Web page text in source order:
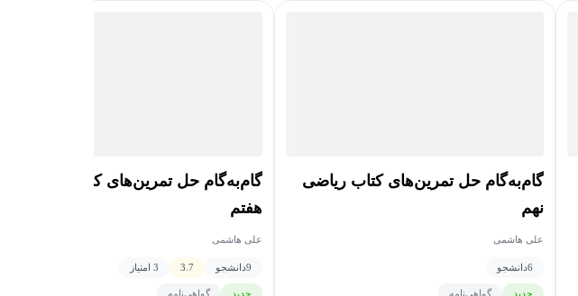
گام‌به‌گام حل تمرین‌های کتاب ریاضی
نهم
علی هاشمی
6دانشجو
جدید گواهی‌نامه
گام‌به‌گام حل تمرین‌های کتاب ریاضی
هفتم
علی هاشمی
9دانشجو 3.7 3 امتیاز
جدید گواهی‌نامه